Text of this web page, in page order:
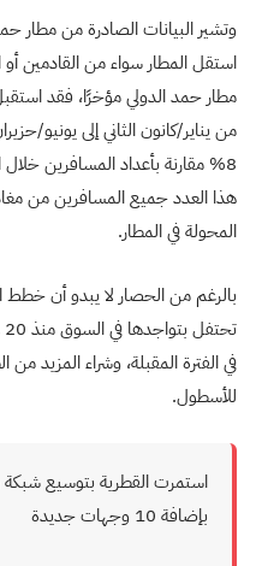
وتشير البيانات الصادرة من مطار
استقل المطار سواء من القادمين
8% مقارنة بأعداد المسافرين
هذا العدد جميع المسافرين من
المحولة في المطار.
بالرغم من الحصار لا يبدو أن خطط
في الفترة المقبلة، وشراء المزيد
للأسطول.
بإضافة 10 وجهات جديدة